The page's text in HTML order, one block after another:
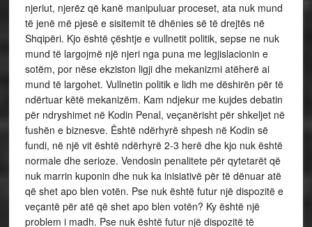
njeriut, njerëz që kanë manipuluar proceset, ata nuk mund
të jenë më pjesë e sisitemit të dhënies së të drejtës në
Shqipëri. Kjo është çështje e vullnetit politik, sepse ne nuk
mund të largojmë një njeri nga puna me legjislacionin e
sotëm, por nëse ekziston ligji dhe mekanizmi atëherë ai
mund të largohet. Vullnetin politik e lidh me dëshirën për të
ndërtuar këtë mekanizëm. Kam ndjekur me kujdes debatin
për ndryshimet në Kodin Penal, veçanërisht për shkeljet në
fushën e biznesve. Është ndërhyrë shpesh në Kodin së
fundi, në një vit është ndërhyrë 2-3 herë dhe kjo nuk është
normale dhe serioze. Vendosin penalitete për qytetarët që
nuk marrin kuponin dhe nuk ka inisiativë për të dënuar atë
që shet apo blen votën. Pse nuk është futur një dispozitë e
veçantë për atë që shet apo blen votën? Ky është një
problem i madh. Pse nuk është futur një dispozitë të